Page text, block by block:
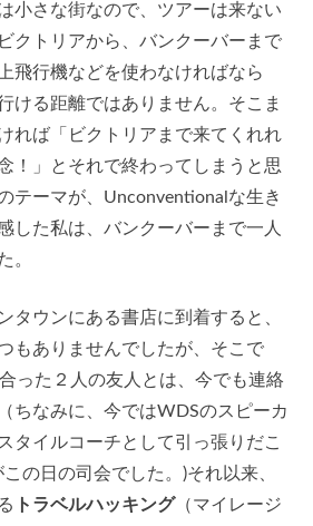
小さな街なので、ツアーは来ない
クトリアから、バンクーバーまで
飛行機などを使わなければなら
ける距離ではありません。そこま
れば「ビクトリアまで来てくれれ
！」とそれで終わってしまうと思
テーマが、Unconventionalな生き
した私は、バンクーバーまで一人
。
タウンにある書店に到着すると、
もありませんでしたが、そこで
った２人の友人とは、今でも連絡
ちなみに、今ではWDSのスピーカ
タイルコーチとして引っ張りだこ
この日の司会でした。)それ以来、
トラベルハッキング（マイレージ